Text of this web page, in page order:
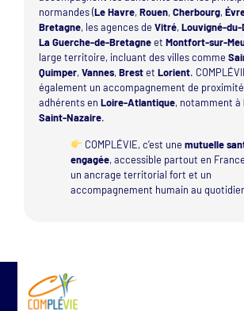
normandes (Le Havre,Rouen,Cherbourg,
Bretagne, les agences deVitré,Louvigné-
La Guerche-de-BretagneetMontfort-sur-
large territoire, incluant des villes comme
Quimper,Vannes,BrestetLorient.
également un accompagnement de
adhérents enLoire-Atlantique, notamment à
Saint-Nazaire.
COMPLÉVIE, c’est une mutuelle
engagée, accessible partout en
un ancrage territorial fort et un
accompagnement humain au